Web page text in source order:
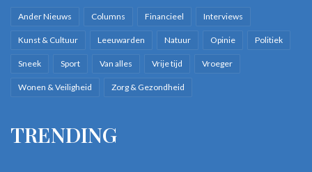
Ander Nieuws Columns Financieel Interviews
Kunst & Cultuur Leeuwarden Natuur Opinie Politiek
Sneek Sport Van alles Vrije tijd Vroeger
Wonen & Veiligheid Zorg & Gezondheid
TRENDING